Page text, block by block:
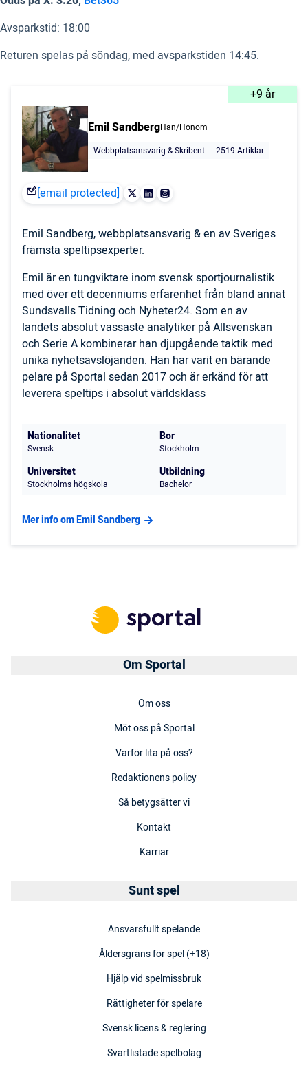
Avsparkstid: 18:00
Returen spelas på söndag, med avsparkstiden 14:45.
+9 år
Emil SandbergHan/Honom
Webbplatsansvarig & Skribent
2519 Artiklar
[email protected]
Emil Sandberg, webbplatsansvarig & en av Sveriges
främsta speltipsexperter.
Emil är en tungviktare inom svensk sportjournalistik
med över ett decenniums erfarenhet från bland annat
Sundsvalls Tidning och Nyheter24. Som en av
landets absolut vassaste analytiker på Allsvenskan
och Serie A kombinerar han djupgående taktik med
unika nyhetsavslöjanden. Han har varit en bärande
pelare på Sportal sedan 2017 och är erkänd för att
leverera speltips i absolut världsklass
Nationalitet
Svensk
Bor
Stockholm
Universitet
Stockholms högskola
Utbildning
Bachelor
Mer info om Emil Sandberg
Om Sportal
Om oss
Möt oss på Sportal
Varför lita på oss?
Redaktionens policy
Så betygsätter vi
Kontakt
Karriär
Sunt spel
Ansvarsfullt spelande
Åldersgräns för spel (+18)
Hjälp vid spelmissbruk
Rättigheter för spelare
Svensk licens & reglering
Svartlistade spelbolag